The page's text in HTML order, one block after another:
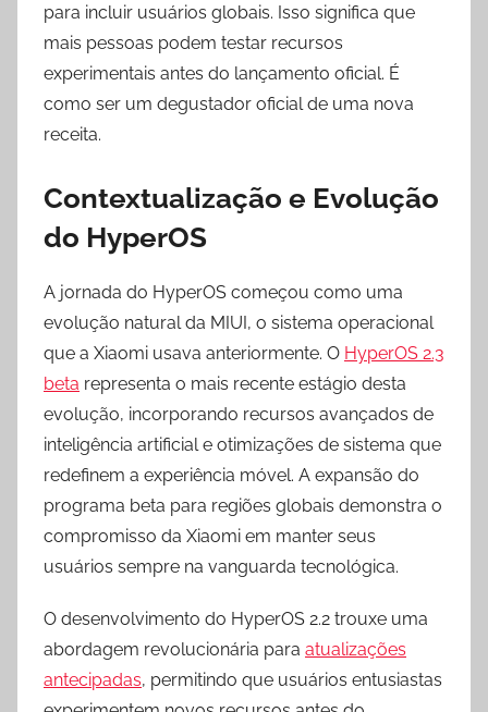
para incluir usuários globais. Isso significa que
mais pessoas podem testar recursos
experimentais antes do lançamento oficial. É
como ser um degustador oficial de uma nova
receita.
Contextualização e Evolução
do HyperOS
A jornada do HyperOS começou como uma
evolução natural da MIUI, o sistema operacional
que a Xiaomi usava anteriormente. O HyperOS 2.3
beta representa o mais recente estágio desta
evolução, incorporando recursos avançados de
inteligência artificial e otimizações de sistema que
redefinem a experiência móvel. A expansão do
programa beta para regiões globais demonstra o
compromisso da Xiaomi em manter seus
usuários sempre na vanguarda tecnológica.
O desenvolvimento do HyperOS 2.2 trouxe uma
abordagem revolucionária para atualizações
antecipadas, permitindo que usuários entusiastas